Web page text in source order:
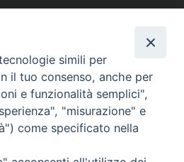
Molfetta (BA)
simili per
il tuo consenso, anche per
e funzionalità semplici",
"misurazione" e
come specificato nella